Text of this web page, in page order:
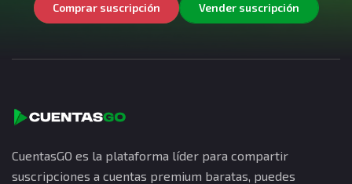
Comprar suscripción Vender suscripción
CuentasGO es la plataforma líder para compartir
suscripciones a cuentas premium baratas, puedes